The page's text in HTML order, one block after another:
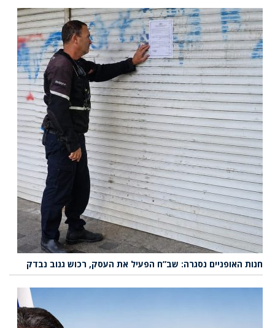
חנות האופניים נסגרה: שב”ח הפעיל את העסק, רכוש גנוב נבדק